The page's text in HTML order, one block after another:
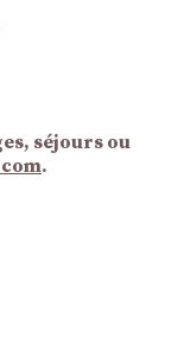
séjours ou
.